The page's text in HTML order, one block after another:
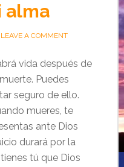
alma
LEAVE A COMMENT
vida después de
Puedes
seguro de ello.
mueres, te
ante Dios
durará por la
tú que Dios